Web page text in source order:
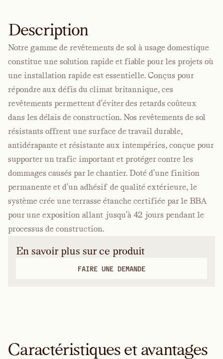
Description
Notre gamme de revêtements de sol à usage domestique
constitue une solution rapide et fiable pour les projets où
une installation rapide est essentielle. Conçus pour
répondre aux défis du climat britannique, ces
revêtements permettent d'éviter des retards coûteux
dans les délais de construction. Nos revêtements de sol
résistants offrent une surface de travail durable,
antidérapante et résistante aux intempéries, conçue pour
supporter un trafic important et protéger contre les
dommages causés par le chantier. Doté d'une finition
permanente et d'un adhésif de qualité extérieure, le
système crée une terrasse étanche certifiée par le BBA
pour une exposition allant jusqu'à 42 jours pendant le
processus de construction.
En savoir plus sur ce produit
FAIRE UNE DEMANDE
Caractéristiques et avantages